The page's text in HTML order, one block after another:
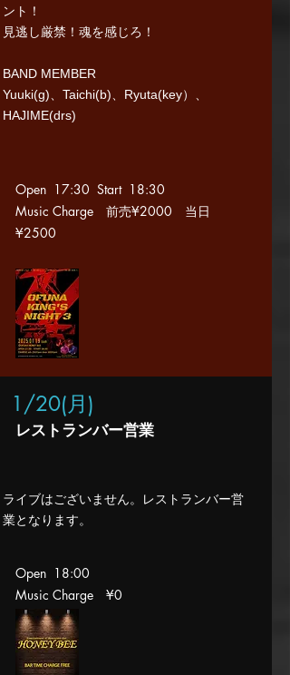
ント！
見逃し厳禁！魂を感じろ！
BAND MEMBER
Yuuki(g)、Taichi(b)、Ryuta(key）、
HAJIME(drs)​
Open 17:30 Start 18:30
Music Charge 前売¥2000 当日
¥2500
1/20(月 )
レストランバー営業
​ライブはございません。レストランバー営
業となります。
Open 18:00
Music Charge ¥0